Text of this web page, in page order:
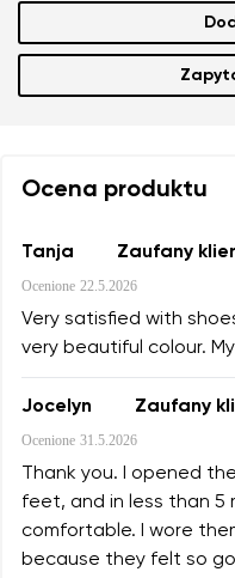
Ocena produktu
Tanja Zaufany
Ocenione 22.5.2026
Very satisfied with
very beautiful colour.
Jocelyn Zaufany
Ocenione 31.5.2026
Thank you. I opened
feet, and in less than
comfortable. I wore
because they felt so